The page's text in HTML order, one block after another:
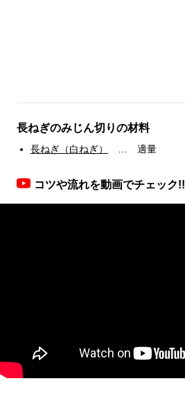
長ねぎのみじん切りの材料
長ねぎ（白ねぎ） … 適量
コツや流れを動画でチェック!!